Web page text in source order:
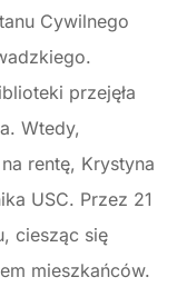
Cywilnego
przejęła
Wtedy,
rentę, Krystyna
USC. Przez 21
ciesząc się
mieszkańców.